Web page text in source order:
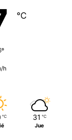
℃
h
℃ 31 ℃
Jue